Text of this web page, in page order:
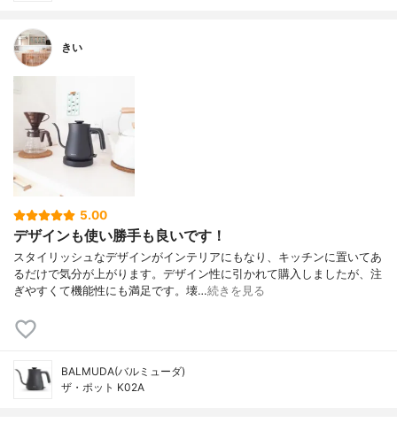
きい
5.00
デザインも使い勝手も良いです！
スタイリッシュなデザインがインテリアにもなり、キッチンに置いてあ
るだけで気分が上がります。デザイン性に引かれて購入しましたが、注
ぎやすくて機能性にも満足です。壊…続きを見る
BALMUDA(バルミューダ)
ザ・ポット K02A